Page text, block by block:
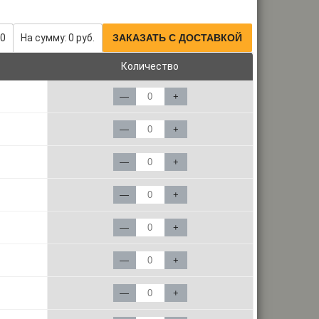
0 На сумму: 0 руб. ЗАКАЗАТЬ С ДОСТАВКОЙ
Количество
— +
— +
— +
— +
— +
— +
— +